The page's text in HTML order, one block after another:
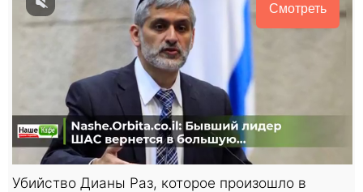
Смотреть
Убийство Дианы Раз, которое произошло в